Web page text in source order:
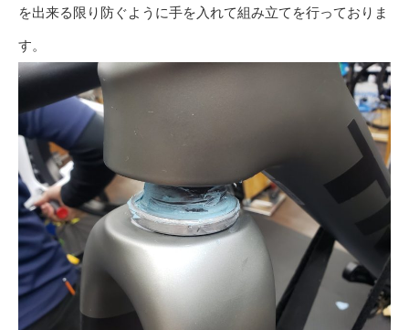
を出来る限り防ぐように手を入れて組み立てを行っておりま
す。